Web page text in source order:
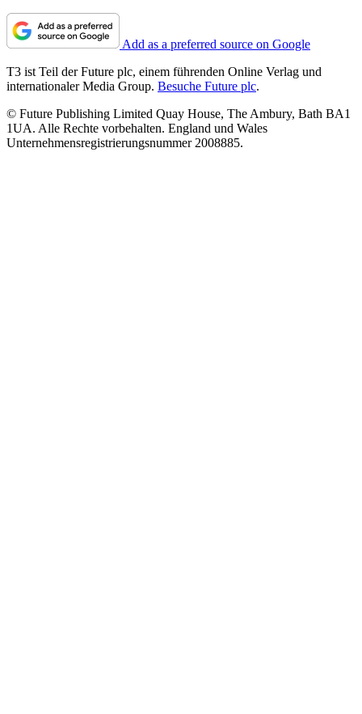
Add as a preferred source on Google
T3 ist Teil der Future plc, einem führenden Online Verlag und
internationaler Media Group. Besuche Future plc.
© Future Publishing Limited Quay House, The Ambury, Bath BA1
1UA. Alle Rechte vorbehalten. England und Wales
Unternehmensregistrierungsnummer 2008885.